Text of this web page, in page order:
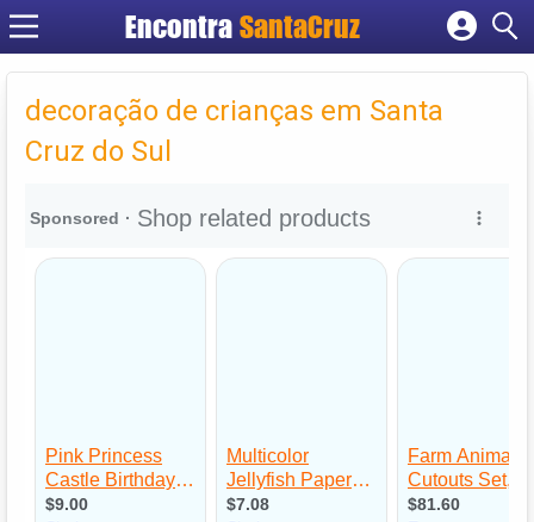
Encontra
Cadastrar empresa
Criar conta
decoração de crianças em Santa
Cruz do Sul